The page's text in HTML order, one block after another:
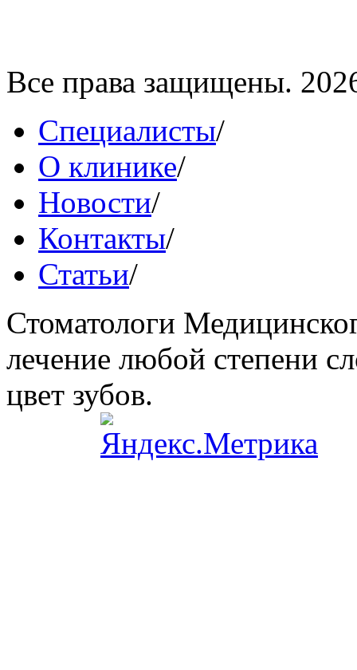
Все права защищены.
Специалисты/
О клинике/
Новости/
Контакты/
Статьи/
Стоматологи
лечение любой степени
цвет зубов.